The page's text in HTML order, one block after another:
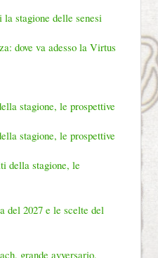
stagione delle senesi
dove va adesso la Virtus
stagione, le prospettive
stagione, le prospettive
della stagione, le
del 2027 e le scelte del
grande avversario,